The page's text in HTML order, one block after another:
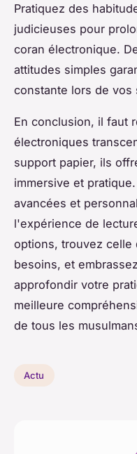
Pratiquez des
judicieuses pour
coran électronique.
attitudes simples
constante lors de
En conclusion, il faut
électroniques
support papier, ils
immersive et
avancées et
l'expérience de
options, trouvez celle
besoins, et
approfondir votre
meilleure
de tous les
Actu